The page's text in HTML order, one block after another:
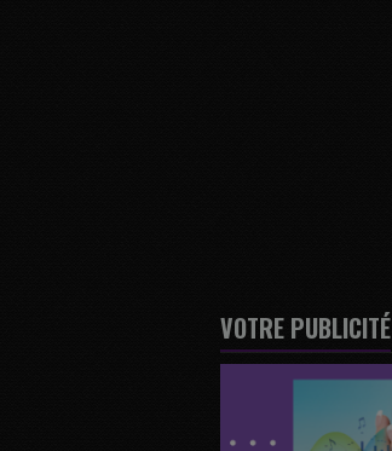
VOTRE PUBLICITÉ